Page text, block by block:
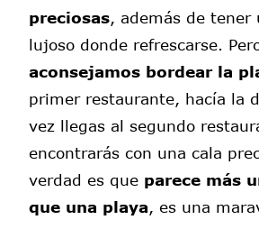
preciosas , además de
lujoso donde refrescarse.
aconsejamos bordear la
primer restaurante, hacía la
vez llegas al segundo
encontrarás con una cala
verdad es que parece más
que una playa , es una